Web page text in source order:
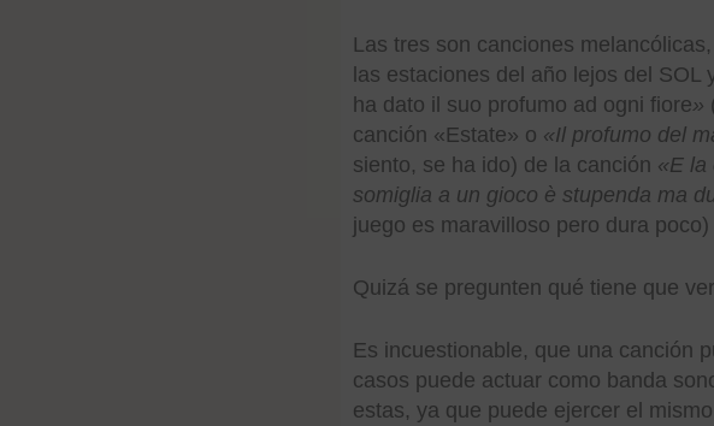
Las tres son canciones
las estaciones del año lejos del SOL
ha dato il suo profumo ad ogni fiore»
canción «Estate» o «Il profumo del
siento, se ha ido) de la canción «E la
somiglia a un gioco è stupenda ma
juego es maravilloso pero dura poco)
Quizá se pregunten qué tiene que
Es incuestionable, que una canción
casos puede actuar como banda
estas, ya que puede ejercer el